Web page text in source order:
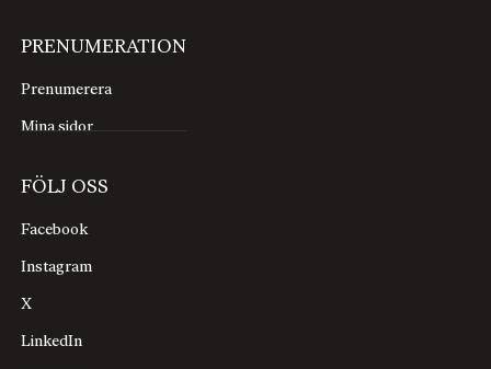
PRENUMERATION
Prenumerera
Mina sidor
FÖLJ OSS
Facebook
Instagram
X
LinkedIn